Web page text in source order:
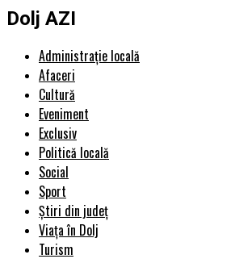
Dolj AZI
Administrație locală
Afaceri
Cultură
Eveniment
Exclusiv
Politică locală
Social
Sport
Știri din județ
Viața în Dolj
Turism